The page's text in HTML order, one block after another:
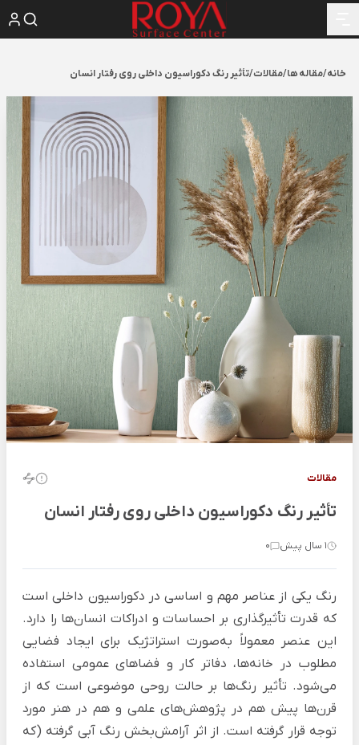
خانه/مقاله ها/مقالات/تأثیر رنگ دکوراسیون داخلی روی رفتار انسان
مقالات
تأثیر رنگ دکوراسیون داخلی روی رفتار انسان
1 سال پیش 0
رنگ یکی از عناصر مهم و اساسی در دکوراسیون داخلی است
که قدرت تأثیرگذاری بر احساسات و ادراکات انسان‌ها را دارد.
این عنصر معمولاً به‌صورت استراتژیک برای ایجاد فضایی
مطلوب در خانه‌ها، دفاتر کار و فضاهای عمومی استفاده
می‌شود. تأثیر رنگ‌ها بر حالت روحی موضوعی است که از
قرن‌ها پیش هم در پژوهش‌های علمی و هم در هنر مورد
توجه قرار گرفته است. از اثر آرامش‌بخش رنگ آبی گرفته (که